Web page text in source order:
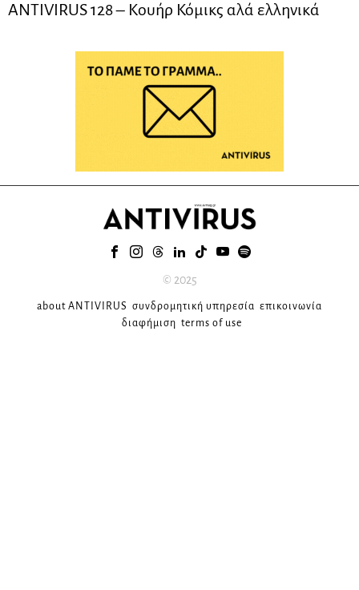
ANTIVIRUS 128 – Kουήρ Κόμικς αλά ελληνικά
© 2025
about ANTIVIRUS συνδρομητική υπηρεσία επικοινωνία
διαφήμιση terms of use